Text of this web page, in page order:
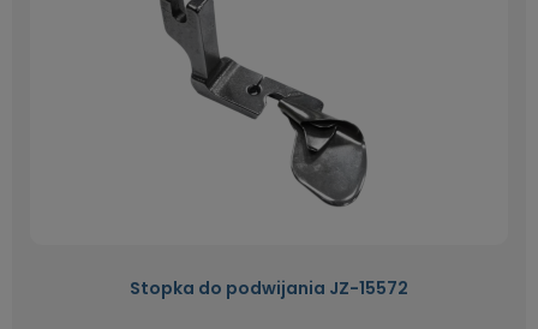
Stopka do podwijania JZ-15572